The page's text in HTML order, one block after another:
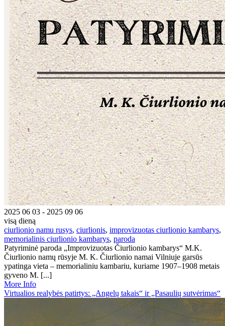
2025 06 03 - 2025 09 06
visą dieną
ciurlionio namu rusys, ciurlionis, improvizuotas ciurlionio kambarys,
memorialinis ciurlionio kambarys, paroda
Patyriminė paroda „Improvizuotas Čiurlionio kambarys“ M.K.
Čiurlionio namų rūsyje M. K. Čiurlionio namai Vilniuje garsūs
ypatinga vieta – memorialiniu kambariu, kuriame 1907–1908 metais
gyveno M. [...]
More Info
Virtualios realybės patirtys: „Angelų takais“ ir „Pasaulių sutvėrimas“